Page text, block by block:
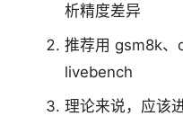
析精度差异
推荐用 gsm8k、
livebench
理论来说，应该